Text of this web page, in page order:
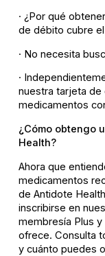
· ¿Por qué
de débito cubre
· No necesita
·
nuestra tarjeta
medicamentos
¿Cómo obtengo
Health?
Ahora que
medicamentos
de Antidote
inscribirse en
membresía Plus
ofrece. Consulta
y cuánto puedes